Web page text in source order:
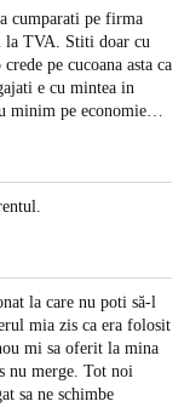
cumparati pe firma
la TVA. Stiti doar cu
pe cucoana asta ca
e cu mintea in
minim pe economie…
la care nu poti să-l
mia zis ca era folosit
mi sa oferit la mina
nu merge. Tot noi
sa ne schimbe